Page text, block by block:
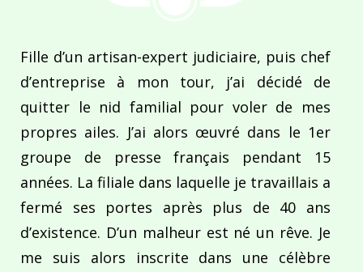
Fille d’un artisan-expert judiciaire, puis chef
d’entreprise à mon tour, j’ai décidé de
quitter le nid familial pour voler de mes
propres ailes. J’ai alors œuvré dans le 1er
groupe de presse français pendant 15
années. La filiale dans laquelle je travaillais a
fermé ses portes après plus de 40 ans
d’existence. D’un malheur est né un rêve. Je
me suis alors inscrite dans une célèbre